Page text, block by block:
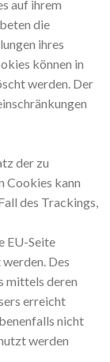
auf ihrem
die
ihres
können in
werden. Der
der zu
Cookies kann
des Trackings,
EU-Seite
Des
mittels deren
erreicht
nicht
werden